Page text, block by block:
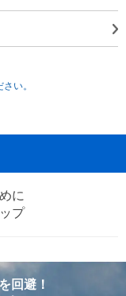
い。
に
プ
回避！